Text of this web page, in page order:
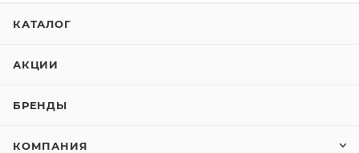
КАТАЛОГ
АКЦИИ
БРЕНДЫ
КОМПАНИЯ